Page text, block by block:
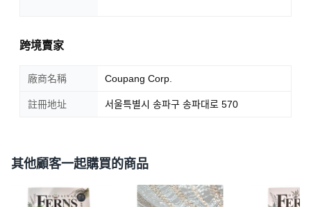
跨境賣家
廠商名稱 Coupang Corp.
註冊地址 서울특별시 송파구 송파대로 570
其他顧客一起購買的商品